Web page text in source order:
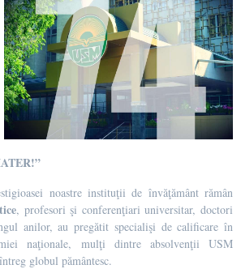
noastre instituţii de învăţământ rămân
, profesori şi conferenţiari universitar, doctori
anilor, au pregătit specialişi de calificare în
naţionale, mulţi dintre absolvenţii USM
globul pământesc.